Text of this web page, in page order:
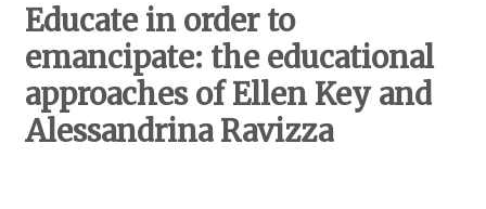
Educate in order to
emancipate: the educational
approaches of Ellen Key and
Alessandrina Ravizza